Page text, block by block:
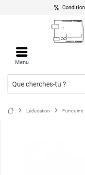
Menu
L'éducation Funduino